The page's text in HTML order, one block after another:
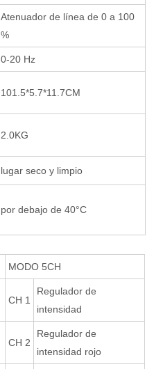
Atenuador de línea de 0 a 100
%
0-20 Hz
101.5*5.7*11.7CM
2.0KG
lugar seco y limpio
por debajo de 40°C
MODO 5CH
CH 1
Regulador de
intensidad
CH 2
Regulador de
intensidad rojo